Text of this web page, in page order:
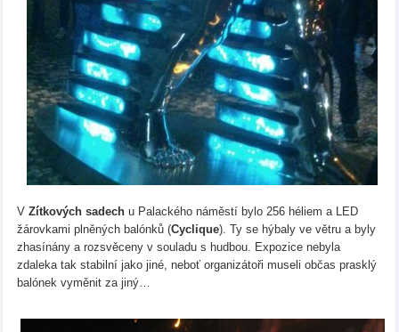
VZítkových sadech u Palackého náměstí bylo 256 héliem a LED
žárovkami plněných balónků (Cyclique). Ty se hýbaly ve větru a byly
zhasínány a rozsvěceny v souladu s hudbou. Expozice nebyla
zdaleka tak stabilní jako jiné, neboť organizátoři museli občas prasklý
balónek vyměnit za jiný…